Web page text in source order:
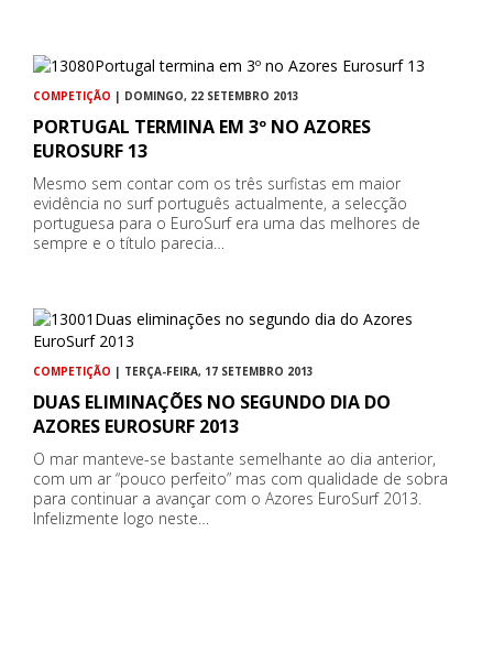
COMPETIÇÃO | DOMINGO, 22 SETEMBRO 2013
PORTUGAL TERMINA EM 3º NO AZORES
EUROSURF 13
Mesmo sem contar com os três surfistas em maior
evidência no surf português actualmente, a selecção
portuguesa para o EuroSurf era uma das melhores de
sempre e o título parecia…
COMPETIÇÃO | TERÇA-FEIRA, 17 SETEMBRO 2013
DUAS ELIMINAÇÕES NO SEGUNDO DIA DO
AZORES EUROSURF 2013
O mar manteve-se bastante semelhante ao dia anterior,
com um ar “pouco perfeito” mas com qualidade de sobra
para continuar a avançar com o Azores EuroSurf 2013.
Infelizmente logo neste…